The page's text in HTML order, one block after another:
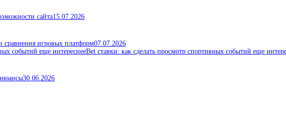
сайта15.07.2026
сравнения игровых платформ07.07.2026
Bet ставки: как сделать просмотр спортивных событий еще
30.06.2026